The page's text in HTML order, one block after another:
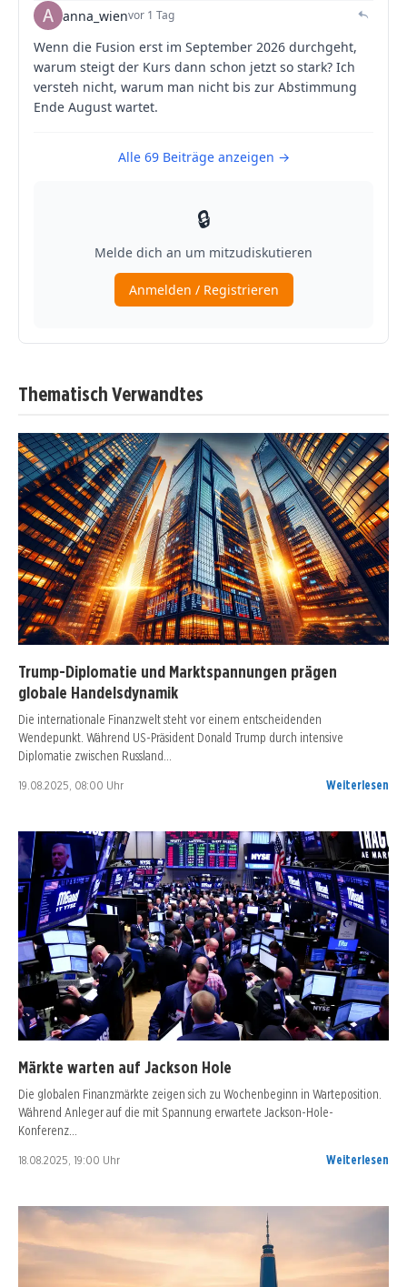
Thematisch Verwandtes
Trump-Diplomatie und Marktspannungen prägen
globale Handelsdynamik
Die internationale Finanzwelt steht vor einem entscheidenden
Wendepunkt. Während US-Präsident Donald Trump durch intensive
Diplomatie zwischen Russland…
19.08.2025, 08:00 Uhr Weiterlesen
Märkte warten auf Jackson Hole
Die globalen Finanzmärkte zeigen sich zu Wochenbeginn in Warteposition.
Während Anleger auf die mit Spannung erwartete Jackson-Hole-
Konferenz…
18.08.2025, 19:00 Uhr Weiterlesen